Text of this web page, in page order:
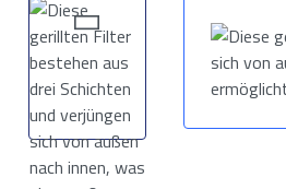
Flüssigkeitsfiltration
Marine
Offshore